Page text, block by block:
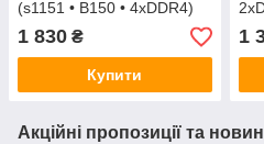
(s1151 • B150 • 4xDDR4)
1 830 ₴
Купити
1
Акційні пропозиції та